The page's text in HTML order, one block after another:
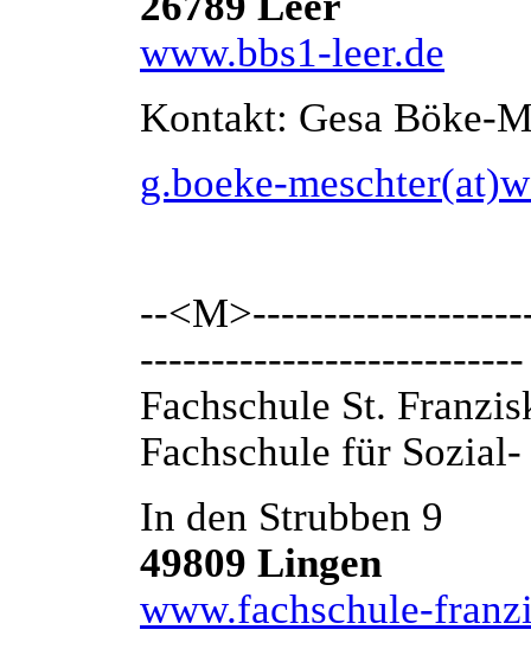
www.bbs1-leer.de
Kontakt: Gesa Böke-
g.boeke-
--
---------------------------
Fachschule St.
Fachschule für
In den Strubben 9
49809 Lingen
www.fachschule-